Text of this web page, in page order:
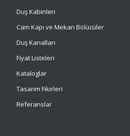
Duş Kabinleri
Cam Kapı ve Mekan Bölücüler
Duş Kanalları
Fiyat Listeleri
Kataloglar
Tasarım Fikirleri
Referanslar